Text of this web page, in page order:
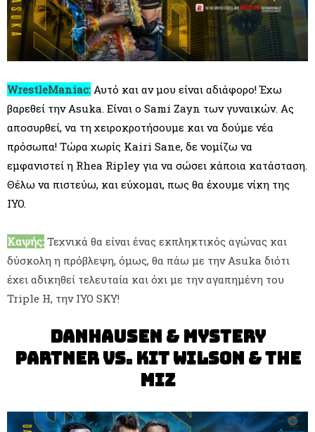
WrestleManiac: Αυτό και αν μου είναι αδιάφορο! Έχω
βαρεθεί την Asuka. Είναι ο Sami Zayn των γυναικών. Ας
αποσυρθεί, να τη χειροκροτήσουμε και να δούμε νέα
πρόσωπα! Τώρα χωρίς Kairi Sane, δε νομίζω να
εμφανιστεί η Rhea Ripley για να σώσει κάποια κατάσταση.
Θέλω να πιστεύω, και εύχομαι, πως θα έχουμε νίκη της
IYO.
Καψής: Τεχνικά θα είναι ένας εκπληκτικός αγώνας και
δύσκολη η πρόβλεψη, όμως, θα πάω με την Asuka διότι
έχει αδικηθεί τελευταία και όχι με την αγαπημένη του
Triple H, την IYO SKY!
Danhausen & Mystery
Partner vs. Kit Wilson & The
Miz